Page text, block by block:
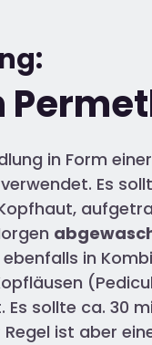
in Form
verwendet. Es
in
sollte ca. 30
ist aber